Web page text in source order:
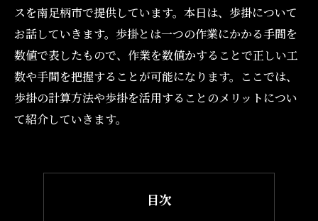
スを南足柄市で提供しています。本日は、歩掛について
お話していきます。歩掛とは一つの作業にかかる手間を
数値で表したもので、作業を数値かすることで正しい工
数や手間を把握することが可能になります。ここでは、
歩掛の計算方法や歩掛を活用することのメリットについ
て紹介していきます。
目次